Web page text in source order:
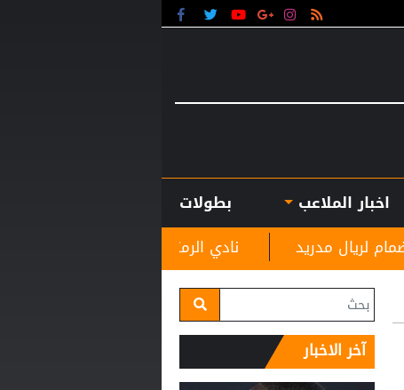
اخبار الملاعب
بطولات
نادي الرمثا يستقبل مدربه الجديد غاسانين
آخر الاخبار